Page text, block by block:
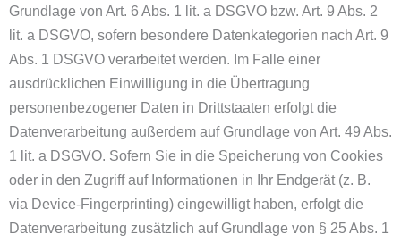
Grundlage von Art. 6 Abs. 1 lit. a DSGVO bzw. Art. 9 Abs. 2
lit. a DSGVO, sofern besondere Datenkategorien nach Art. 9
Abs. 1 DSGVO verarbeitet werden. Im Falle einer
ausdrücklichen Einwilligung in die Übertragung
personenbezogener Daten in Drittstaaten erfolgt die
Datenverarbeitung außerdem auf Grundlage von Art. 49 Abs.
1 lit. a DSGVO. Sofern Sie in die Speicherung von Cookies
oder in den Zugriff auf Informationen in Ihr Endgerät (z. B.
via Device-Fingerprinting) eingewilligt haben, erfolgt die
Datenverarbeitung zusätzlich auf Grundlage von § 25 Abs. 1